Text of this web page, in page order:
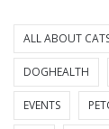
ALL ABOUT
DOGHEALTH
EVENTS